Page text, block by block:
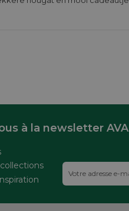
à la newsletter AVA